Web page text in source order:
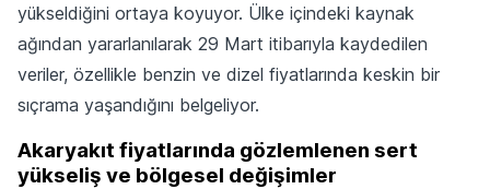
yükseldiğini ortaya koyuyor. Ülke içindeki kaynak
ağından yararlanılarak 29 Mart itibarıyla kaydedilen
veriler, özellikle benzin ve dizel fiyatlarında keskin bir
sıçrama yaşandığını belgeliyor.
Akaryakıt fiyatlarında gözlemlenen sert
yükseliş ve bölgesel değişimler